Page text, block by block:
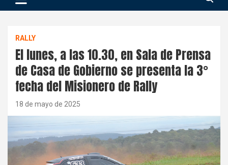
RALLY
El lunes, a las 10.30, en Sala de Prensa
de Casa de Gobierno se presenta la 3°
fecha del Misionero de Rally
18 de mayo de 2025